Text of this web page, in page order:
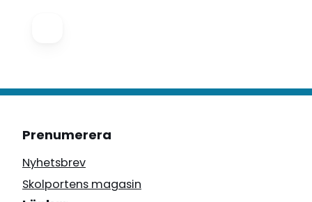
Prenumerera
Nyhetsbrev
Skolportens magasin